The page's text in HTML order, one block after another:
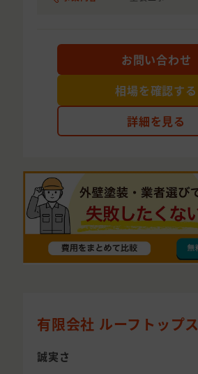
詳細を見る
お問い合わせ
相場を確認する
有限会社 ルーフトップス
誠実さ